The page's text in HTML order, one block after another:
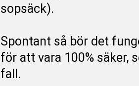
sopsäck).
Spontant så bör det
för att vara 100% säker,
fall.